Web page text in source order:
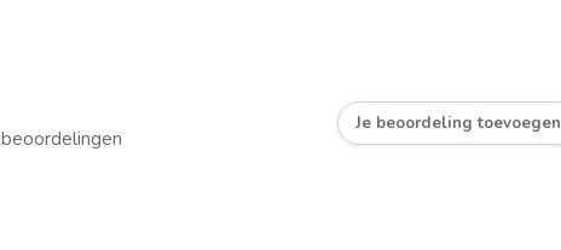
beoordelingen
Je beoordeling toevoegen